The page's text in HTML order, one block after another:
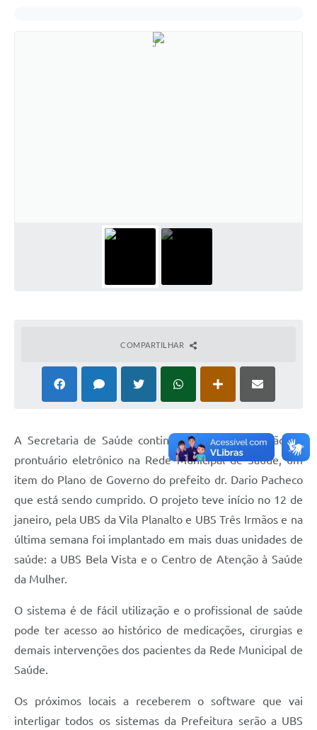
Associação dos Servidores Públicos Municipais de
Vinhedo
Carta de Serviços
Galeria de Vídeos
Contas Públicas
Legislação
Links Úteis
Serviços Online
COMPARTILHAR
A Secretaria de Saúde continua com a implantação do
prontuário eletrônico na Rede Municipal de Saúde, um
item do Plano de Governo do prefeito dr. Dario Pacheco
que está sendo cumprido. O projeto teve início no 12 de
janeiro, pela UBS da Vila Planalto e UBS Três Irmãos e na
última semana foi implantado em mais duas unidades de
saúde: a UBS Bela Vista e o Centro de Atenção à Saúde
da Mulher.
O sistema é de fácil utilização e o profissional de saúde
pode ter acesso ao histórico de medicações, cirurgias e
demais intervenções dos pacientes da Rede Municipal de
Saúde.
Os próximos locais a receberem o software que vai
interligar todos os sistemas da Prefeitura serão a UBS